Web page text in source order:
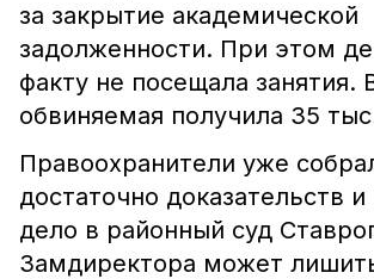
за закрытие академической
задолженности. При этом
факту не посещала занятия.
обвиняемая получила 35
Правоохранители уже
достаточно доказательств
дело в районный суд
Замдиректора может